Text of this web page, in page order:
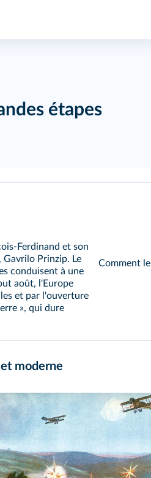
étapes
et son
Gavrilo Prinzip. Le
conduisent à une
août, l'Europe
et par l'ouverture
», qui dure
Comment
moderne